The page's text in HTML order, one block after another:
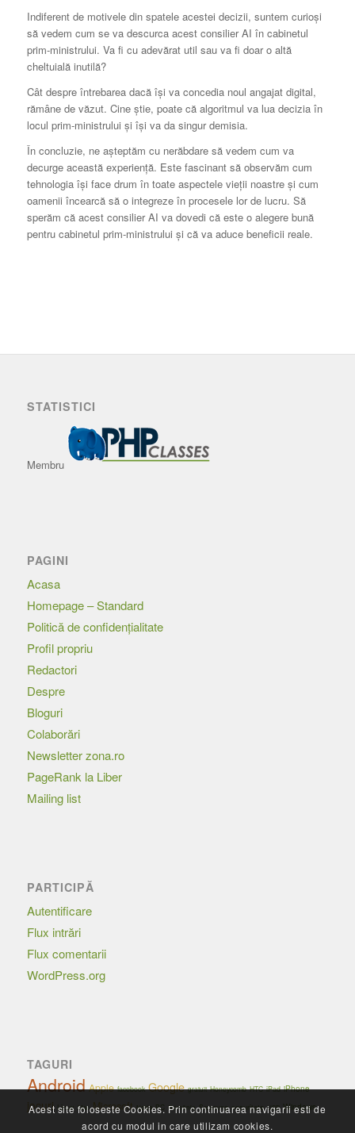
Indiferent de motivele din spatele acestei decizii, suntem curioși
să vedem cum se va descurca acest consilier AI în cabinetul
prim-ministrului. Va fi cu adevărat util sau va fi doar o altă
cheltuială inutilă?
Cât despre întrebarea dacă își va concedia noul angajat digital,
rămâne de văzut. Cine știe, poate că algoritmul va lua decizia în
locul prim-ministrului și își va da singur demisia.
În concluzie, ne așteptăm cu nerăbdare să vedem cum va
decurge această experiență. Este fascinant să observăm cum
tehnologia își face drum în toate aspectele vieții noastre și cum
oamenii încearcă să o integreze în procesele lor de lucru. Să
sperăm că acest consilier AI va dovedi că este o alegere bună
pentru cabinetul prim-ministrului și că va aduce beneficii reale.
STATISTICI
Membru
PAGINI
Acasa
Homepage – Standard
Politică de confidențialitate
Profil propriu
Redactori
Despre
Bloguri
Colaborări
Newsletter zona.ro
PageRank la Liber
Mailing list
PARTICIPĂ
Autentificare
Flux intrări
Flux comentarii
WordPress.org
TAGURI
Android Apple facebook Google gratuit Honeycomb HTC iPad iPhone
jocuri Linux Mac Microsoft Nokia PC România Samsung securitate USB Windows
Acest site foloseste Cookies. Prin continuarea navigarii esti de
acord cu modul in care utilizam cookies.